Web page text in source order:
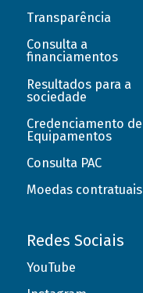
Transparência
Consulta a
financiamentos
Resultados para a
sociedade
Credenciamento de
Equipamentos
Consulta PAC
Moedas contratuais
Redes Sociais
YouTube